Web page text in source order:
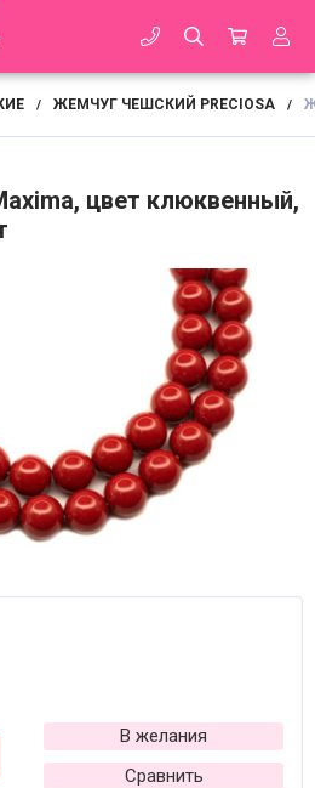
/ ЖЕМЧУГ ЧЕШСКИЙ PRECIOSA /
цвет клюквенный,
В желания
Сравнить